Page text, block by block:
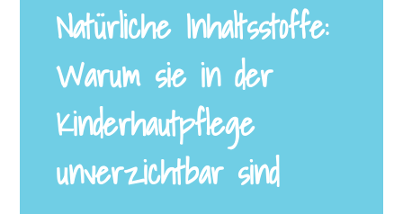
Natürliche Inhaltsstoffe:
Warum sie in der
Kinderhautpflege
unverzichtbar sind